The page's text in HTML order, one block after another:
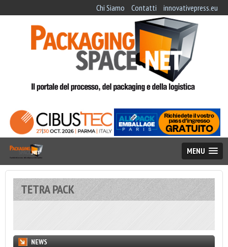
Chi Siamo Contatti innovativepress.eu
MENU
TETRA PACK
NEWS